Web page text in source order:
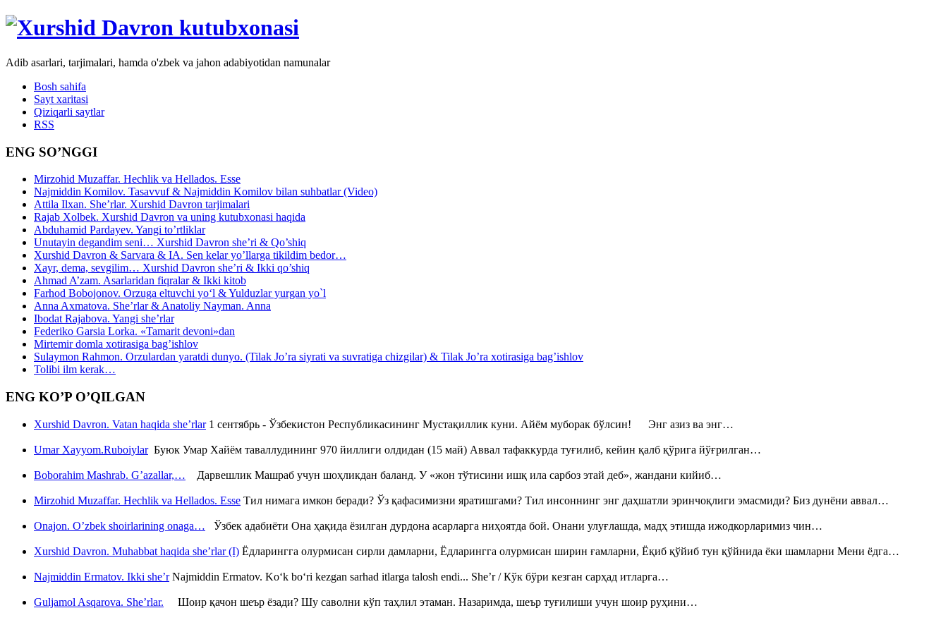
Adib asarlari, tarjimalari, hamda o'zbek va jahon adabiyotidan namunalar
Bosh sahifa
Sayt xaritasi
Qiziqarli saytlar
RSS
ENG SO’NGGI
Mirzohid Muzaffar. Hechlik va Hellados. Esse
Najmiddin Komilov. Tasavvuf & Najmiddin Komilov bilan suhbatlar (Video)
Attila Ilxan. She’rlar. Xurshid Davron tarjimalari
Rajab Xolbek. Xurshid Davron va uning kutubxonasi haqida
Abduhamid Pardayev. Yangi to’rtliklar
Unutayin degandim seni… Xurshid Davron she’ri & Qo’shiq
Xurshid Davron & Sarvara & IA. Sen kelar yo’llarga tikildim bedor…
Xayr, dema, sevgilim… Xurshid Davron she’ri & Ikki qo’shiq
Ahmad A’zam. Asarlaridan fiqralar & Ikki kitob
Farhod Bobojonov. Orzuga eltuvchi yo‘l & Yulduzlar yurgan yo`l
Anna Axmatova. She’rlar & Anatoliy Nayman. Anna
Ibodat Rajabova. Yangi she’rlar
Federiko Garsia Lorka. «Tamarit devoni»dan
Mirtemir domla xotirasiga bag’ishlov
Sulaymon Rahmon. Orzulardan yaratdi dunyo. (Tilak Jo’ra siyrati va suvratiga chizgilar) & Tilak Jo’ra xotirasiga bag’ishlov
Tolibi ilm kerak…
ENG KO’P O’QILGAN
Xurshid Davron. Vatan haqida she’rlar1 сентябрь - Ўзбекистон Республикасининг Мустақиллик куни. Айём муборак бўлсин! Энг азиз ва энг…
Umar Xayyom.RuboiylarБуюк Умар Хайём таваллудининг 970 йиллиги олдидан (15 май) Аввал тафаккурда туғилиб, кейин қалб қўрига йўғрилган…
Boborahim Mashrab. G’azallar,… Дарвешлик Машраб учун шоҳликдан баланд. У «жон тўтисини ишқ ила сарбоз этай деб», жандани кийиб…
Mirzohid Muzaffar. Hechlik va Hellados. Esse Тил нимага имкон беради? Ўз қафасимизни яратишгами? Тил инсоннинг энг даҳшатли эринчоқлиги эмасмиди? Биз дунёни аввал…
Onajon. O’zbek shoirlarining onaga… Ўзбек адабиёти Она ҳақида ёзилган дурдона асарларга ниҳоятда бой. Онани улуғлашда, мадҳ этишда ижодкорларимиз чин…
Xurshid Davron. Muhabbat haqida she’rlar (I) Ёдларингга олурмисан сирли дамларни, Ёдларингга олурмисан ширин ғамларни, Ёқиб қўйиб тун қўйнида ёки шамларни Мени ёдга…
Najmiddin Ermatov. Ikki she’rNajmiddin Ermatov. Ko‘k bo‘ri kezgan sarhad itlarga talosh endi... She’r / Кўк бўри кезган сарҳад итларга…
Guljamol Asqarova. She’rlar. Шоир қачон шеър ёзади? Шу саволни кўп таҳлил этаман. Назаримда, шеър туғилиши учун шоир руҳини…